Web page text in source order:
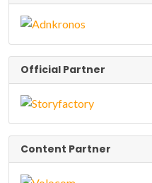
Official Partner
Content Partner